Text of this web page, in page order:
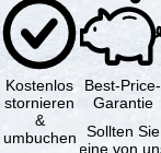
Kostenlos
stornieren
&
umbuchen
Best-Price-
Garantie
Sollten Sie
eine von